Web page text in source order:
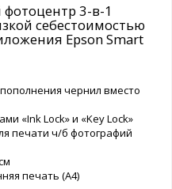
3-в-1
себестоимостью
Epson Smart
чернил вместо
«Ink Lock» и «Key Lock»
печати ч/б фотографий
печать (А4)